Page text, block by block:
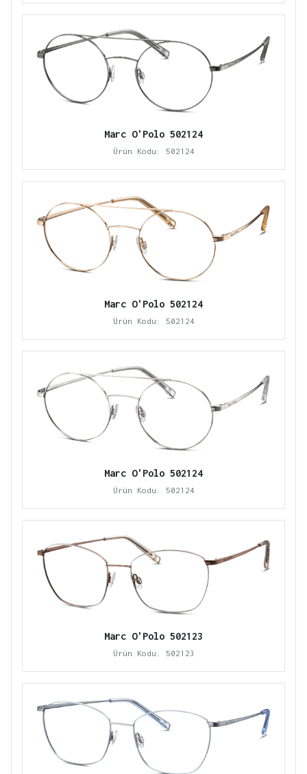
Marc O'Polo 502124
Ürün Kodu: 502124
Marc O'Polo 502124
Ürün Kodu: 502124
Marc O'Polo 502124
Ürün Kodu: 502124
Marc O'Polo 502123
Ürün Kodu: 502123